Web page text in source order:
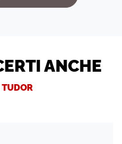
ANCHE